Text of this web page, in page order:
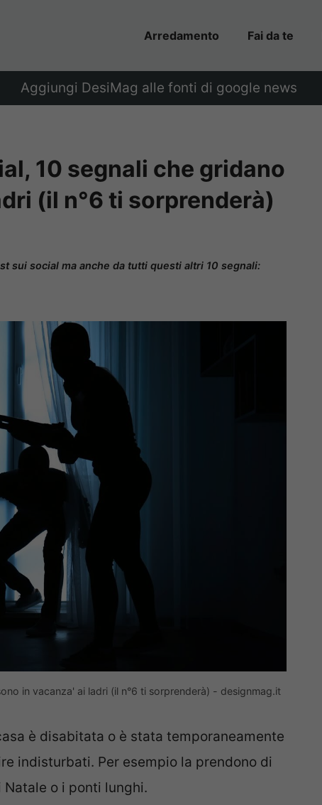
Arredamento Fai da te
Aggiungi DesiMag alle fonti di google news
10 segnali che gridano
(il n°6 ti sorprenderà)
sui social ma anche da tutti questi altri 10 segnali:
in vacanza' ai ladri (il n°6 ti sorprenderà) - designmag.it
è disabitata o è stata temporaneamente
indisturbati. Per esempio la prendono di
o i ponti lunghi.